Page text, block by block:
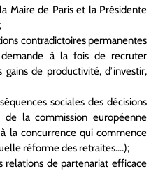
Maire de Paris et la Présidente
contradictoires permanentes
à la fois de recruter
de productivité, d’investir,
sociales des décisions
la commission européenne
la concurrence qui commence
réforme des retraites….);
relations de partenariat efficace